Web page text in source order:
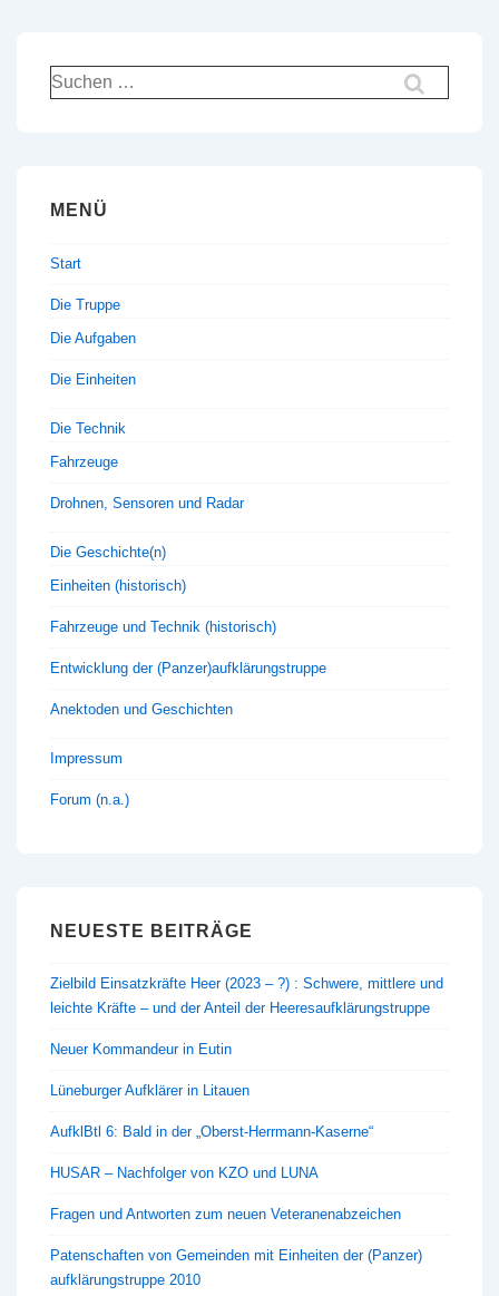
Suchen
nach:
MENÜ
Start
Die Truppe
Die Aufgaben
Die Einheiten
Die Technik
Fahrzeuge
Drohnen, Sensoren und Radar
Die Geschichte(n)
Einheiten (historisch)
Fahrzeuge und Technik (historisch)
Entwicklung der (Panzer)aufklärungstruppe
Anektoden und Geschichten
Impressum
Forum (n.a.)
NEUESTE BEITRÄGE
Zielbild Einsatzkräfte Heer (2023 – ?) : Schwere, mittlere und
leichte Kräfte – und der Anteil der Heeresaufklärungstruppe
Neuer Kommandeur in Eutin
Lüneburger Aufklärer in Litauen
AufklBtl 6: Bald in der „Oberst-Herrmann-Kaserne“
HUSAR – Nachfolger von KZO und LUNA
Fragen und Antworten zum neuen Veteranenabzeichen
Patenschaften von Gemeinden mit Einheiten der (Panzer)
aufklärungstruppe 2010